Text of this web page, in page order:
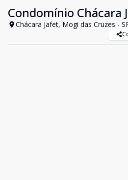
Condomínio Chácara
Chácara Jafet, Mogi das Cruzes -